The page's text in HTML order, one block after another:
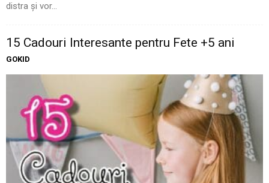
distra și vor...
15 Cadouri Interesante pentru Fete +5 ani
GOKID